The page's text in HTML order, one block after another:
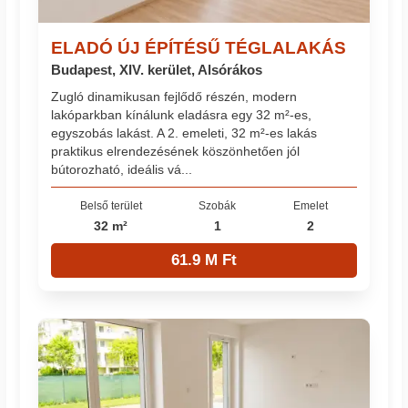
ELADÓ ÚJ ÉPÍTÉSŰ TÉGLALAKÁS
Budapest, XIV. kerület, Alsórákos
Zugló dinamikusan fejlődő részén, modern
lakóparkban kínálunk eladásra egy 32 m²-es,
egyszobás lakást. A 2. emeleti, 32 m²-es lakás
praktikus elrendezésének köszönhetően jól
bútorozható, ideális vá...
Belső terület
32 m²
Szobák
1
Emelet
2
61.9 M Ft